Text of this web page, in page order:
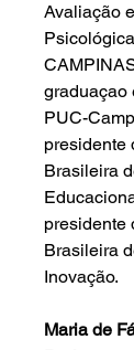
Avaliação
graduaçao
PUC-
presidente
Brasileira
presidente
Brasileira
Inovação.
Maria de